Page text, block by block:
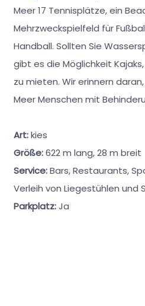
Meer 17 Tennisplätze, ein
Mehrzweckspielfeld für
Handball. Sollten Sie
gibt es die Möglichkeit
zu mieten. Wir erinnern
Meer Menschen mit
Art:kies
Größe:622 m lang, 28 m breit
Service:Bars, Restaurants,
Verleih von Liegestühlen und
Parkplatz:Ja